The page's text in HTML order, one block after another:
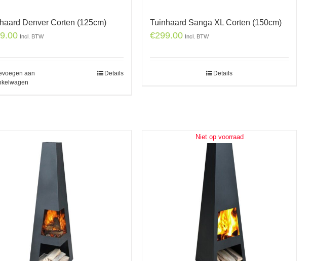
Denver Corten (125cm)
Incl. BTW
aan
Details
Tuinhaard Sanga XL Corten (150cm)
€299.00 Incl. BTW
Details
Niet op voorraad